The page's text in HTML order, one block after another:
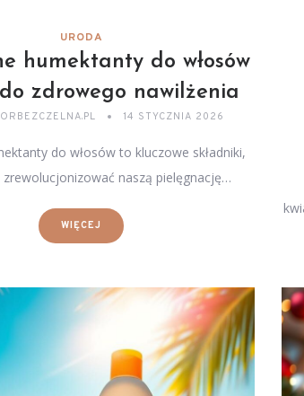
URODA
humektanty do włosów
zdrowego nawilżenia
14 STYCZNIA 2026
do włosów to kluczowe składniki,
naszą pielęgnację…
WIĘCEJ